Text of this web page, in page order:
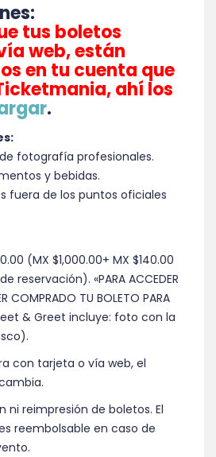
tus boletos
web, están
en tu cuenta que
ahí los
.
fotografía profesionales.
y bebidas.
fuera de los puntos oficiales
(MX $1,000.00+ MX $140.00
reservación). «PARA ACCEDER
COMPRADO TU BOLETO PARA
& Greet incluye: foto con la
con tarjeta o vía web, el
ni reimpresión de boletos. El
reembolsable en caso de